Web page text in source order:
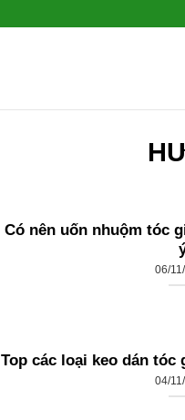
Có nên uốn nhuộm tóc
06/
Top các loại keo dán
04/